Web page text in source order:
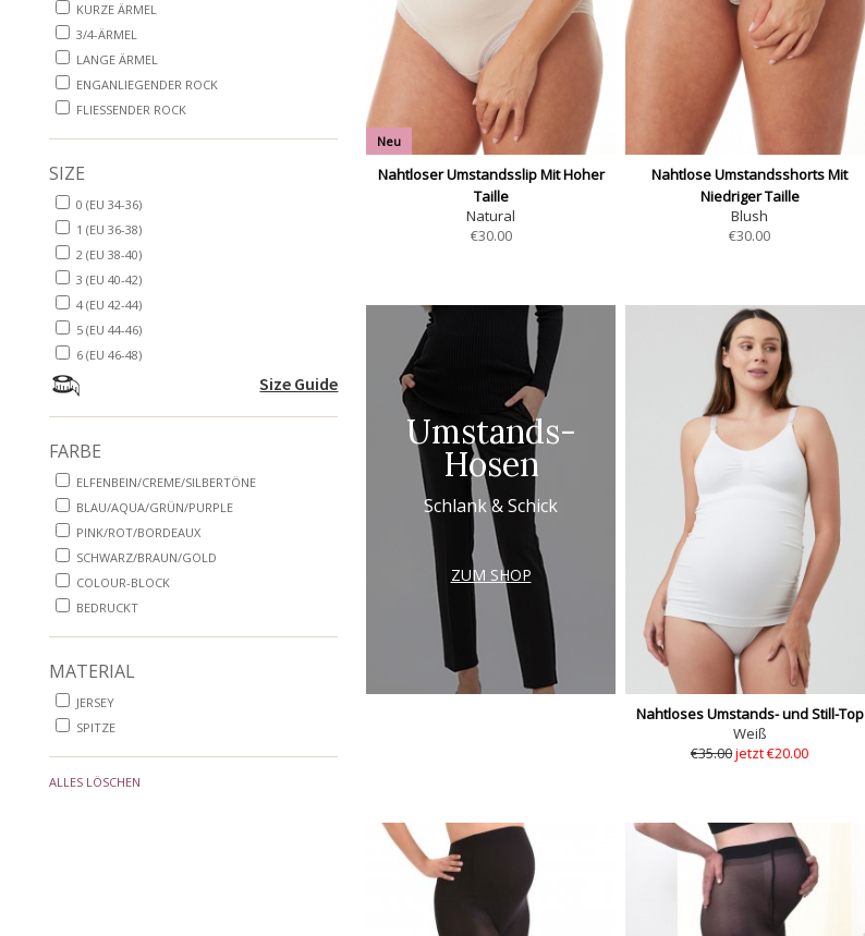
KURZE ÄRMEL
3/4-ÄRMEL
LANGE ÄRMEL
ENGANLIEGENDER ROCK
FLIESSENDER ROCK
SIZE
0 (EU 34-36)
1 (EU 36-38)
2 (EU 38-40)
3 (EU 40-42)
4 (EU 42-44)
5 (EU 44-46)
6 (EU 46-48)
Size Guide
FARBE
ELFENBEIN/CREME/SILBERTÖNE
BLAU/AQUA/GRÜN/PURPLE
PINK/ROT/BORDEAUX
SCHWARZ/BRAUN/GOLD
COLOUR-BLOCK
BEDRUCKT
MATERIAL
JERSEY
SPITZE
ALLES LÖSCHEN
Neu
Nahtloser Umstandsslip Mit Hoher
Taille
Natural
€30.00
Nahtlose Umstandsshorts Mit
Niedriger Taille
Blush
€30.00
Umstands-
Hosen
Schlank & Schick
ZUM SHOP
Nahtloses Umstands- und Still-Top
Weiß
€35.00jetzt €20.00